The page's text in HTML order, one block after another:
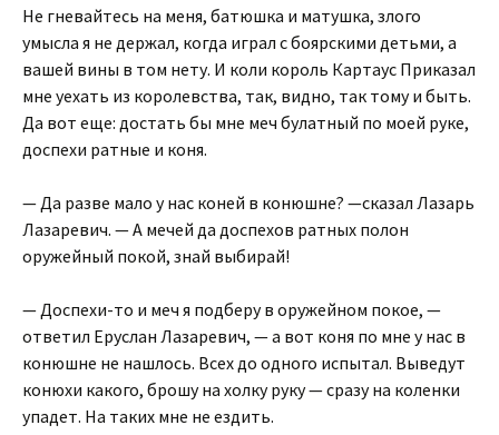
Не гневайтесь на меня, батюшка и матушка, злого
умысла я не держал, когда играл с боярскими детьми, а
вашей вины в том нету. И коли король Картаус Приказал
мне уехать из королевства, так, видно, так тому и быть.
Да вот еще: достать бы мне меч булатный по моей руке,
доспехи ратные и коня.
— Да разве мало у нас коней в конюшне? —сказал Лазарь
Лазаревич. — А мечей да доспехов ратных полон
оружейный покой, знай выбирай!
— Доспехи-то и меч я подберу в оружейном покое, —
ответил Еруслан Лазаревич, — а вот коня по мне у нас в
конюшне не нашлось. Всех до одного испытал. Выведут
конюхи какого, брошу на холку руку — сразу на коленки
упадет. На таких мне не ездить.